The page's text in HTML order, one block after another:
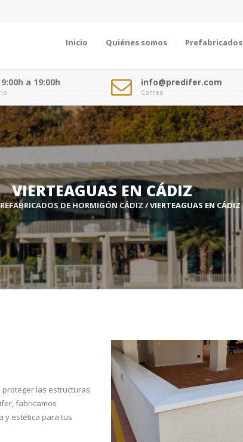
Inicio Quiénes somos Prefabricados
a 19:00h info@predifer.com
Correo
VIERTEAGUAS EN CÁDIZ
DE HORMIGÓN CÁDIZ / VIERTEAGUAS EN CÁDIZ
las estructuras
fabricamos
y estética para tus